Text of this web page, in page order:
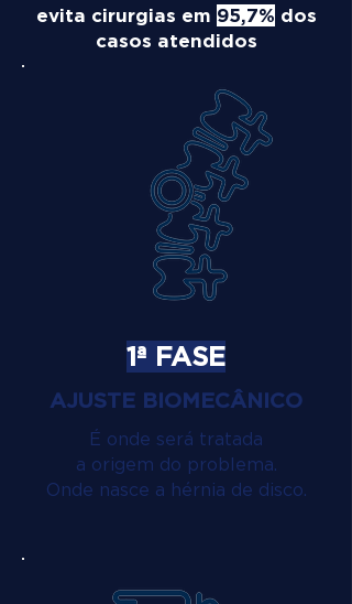
evita cirurgias em 95,7% dos
casos atendidos
1ª FASE
AJUSTE BIOMECÂNICO
É onde será tratada
a origem do problema.
Onde nasce a hérnia de disco.